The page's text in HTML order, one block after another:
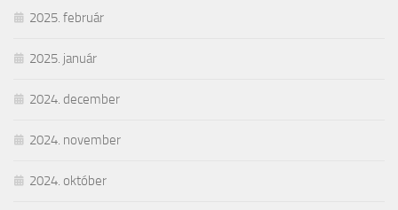
2025. február
2025. január
2024. december
2024. november
2024. október